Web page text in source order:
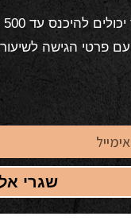
מהר. מהרו לשריין את מקומכם.
הגישה לשיעור
שגרי